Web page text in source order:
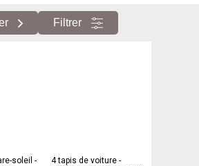
Filtrer
soleil -
4 tapis de voiture -